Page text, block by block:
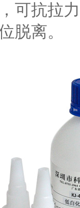
可抗拉
脱离。